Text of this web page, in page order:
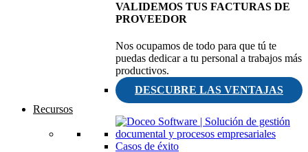
VALIDEMOS TUS FACTURAS DE
PROVEEDOR
Nos ocupamos de todo para que tú te
puedas dedicar a tu personal a trabajos más
productivos.
DESCUBRE LAS VENTAJAS
Recursos
Casos de éxito